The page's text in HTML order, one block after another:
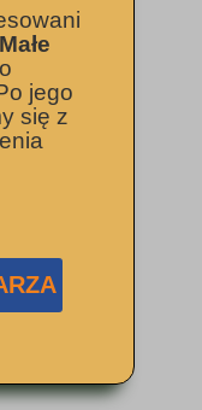
Małe
jego
się z